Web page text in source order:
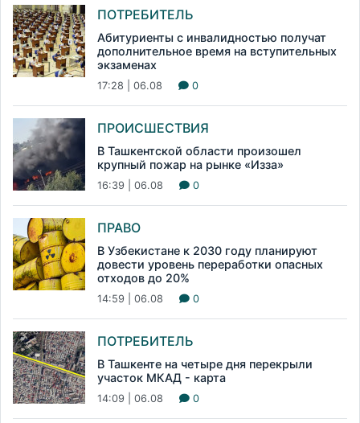
ПОТРЕБИТЕЛЬ
Абитуриенты с инвалидностью получат
дополнительное время на вступительных
экзаменах
17:28 | 06.08 0
ПРОИСШЕСТВИЯ
В Ташкентской области произошел
крупный пожар на рынке «Изза»
16:39 | 06.08 0
ПРАВО
В Узбекистане к 2030 году планируют
довести уровень переработки опасных
отходов до 20%
14:59 | 06.08 0
ПОТРЕБИТЕЛЬ
В Ташкенте на четыре дня перекрыли
участок МКАД - карта
14:09 | 06.08 0